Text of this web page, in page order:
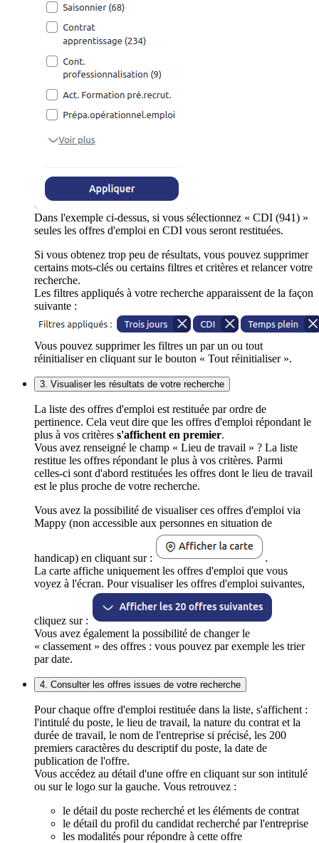
Dans l'exemple ci-dessus, si vous sélectionnez « CDI (941) »
seules les offres d'emploi en CDI vous seront restituées.
Si vous obtenez trop peu de résultats, vous pouvez supprimer
certains mots-clés ou certains filtres et critères et relancer votre
recherche.
Les filtres appliqués à votre recherche apparaissent de la façon
suivante :
Vous pouvez supprimer les filtres un par un ou tout
réinitialiser en cliquant sur le bouton « Tout réinitialiser ».
3. Visualiser les résultats de votre recherche
La liste des offres d'emploi est restituée par ordre de
pertinence. Cela veut dire que les offres d'emploi répondant le
plus à vos critères s'affichent en premier.
Vous avez renseigné le champ « Lieu de travail » ? La liste
restitue les offres répondant le plus à vos critères. Parmi
celles-ci sont d'abord restituées les offres dont le lieu de travail
est le plus proche de votre recherche.
Vous avez la possibilité de visualiser ces offres d'emploi via
Mappy (non accessible aux personnes en situation de
handicap) en cliquant sur :
.
La carte affiche uniquement les offres d'emploi que vous
voyez à l'écran. Pour visualiser les offres d'emploi suivantes,
cliquez sur :
Vous avez également la possibilité de changer le
« classement » des offres : vous pouvez par exemple les trier
par date.
4. Consulter les offres issues de votre recherche
Pour chaque offre d'emploi restituée dans la liste, s'affichent :
l'intitulé du poste, le lieu de travail, la nature du contrat et la
durée de travail, le nom de l'entreprise si précisé, les 200
premiers caractères du descriptif du poste, la date de
publication de l'offre.
Vous accédez au détail d'une offre en cliquant sur son intitulé
ou sur le logo sur la gauche. Vous retrouvez :
le détail du poste recherché et les éléments de contrat
le détail du profil du candidat recherché par l'entreprise
les modalités pour répondre à cette offre